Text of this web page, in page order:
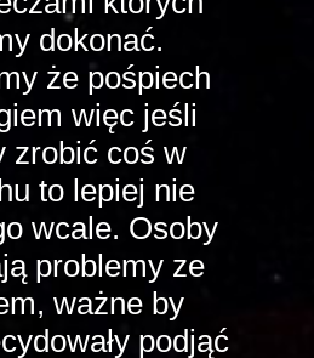
dokonać.
że pośpiech
więc jeśli
zrobić coś w
to lepiej nie
wcale. Osoby
problemy ze
ważne by
podjąć